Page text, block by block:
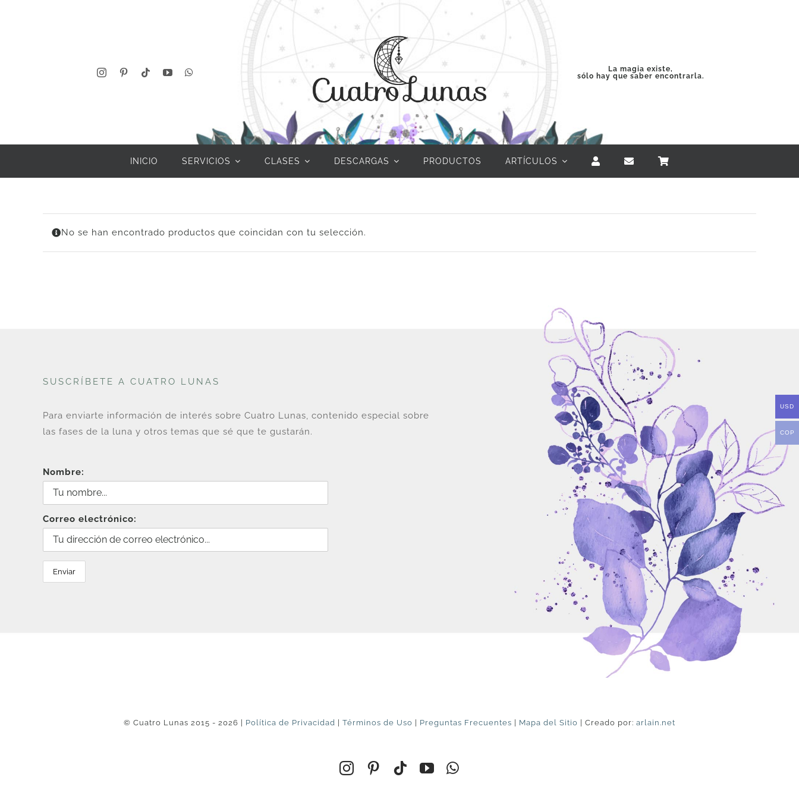
La magia existe,
sólo hay que saber encontrarla.
INICIO SERVICIOS CLASES DESCARGAS PRODUCTOS ARTÍCULOS
No se han encontrado productos que coincidan con tu selección.
SUSCRÍBETE A CUATRO LUNAS
Para enviarte información de interés sobre Cuatro Lunas, contenido especial sobre
las fases de la luna y otros temas que sé que te gustarán.
Nombre:
Correo electrónico:
© Cuatro Lunas 2015 - 2026 | Política de Privacidad Términos de Uso Preguntas Frecuentes Mapa del Sitio | Creado por: arlain.net
USD
COP